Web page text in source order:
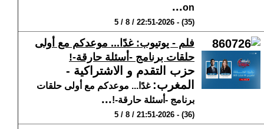
on
...
(35) - 22:51-2026 / 8 / 5
فلم - يوتيوب: غدًا... موعدكم مع أولى
حلقات برنامج -أسئلة حارقة-!
حزب التقدم و الاشتراكية -
المغرب: غدًا... موعدكم مع أولى حلقات
برنامج -أسئلة حارقة-!...
(36) - 21:51-2026 / 8 / 5